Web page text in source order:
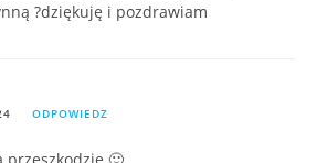
?dziękuję i pozdrawiam
ODPOWIEDZ